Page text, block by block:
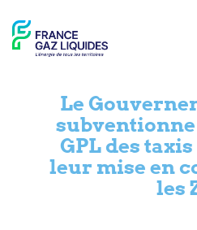
Le
GPL des
leur mise en
les